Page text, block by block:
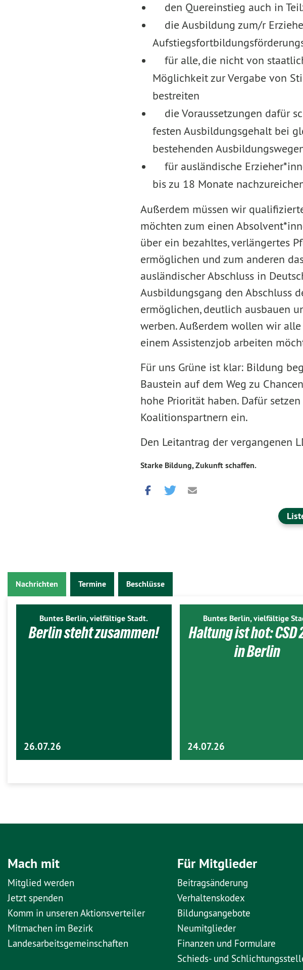
den Quereinstieg auch in
die Ausbildung zum/r
für alle, die nicht von
Möglichkeit zur Vergabe von
bestreiten
die Voraussetzungen dafür
festen Ausbildungsgehalt bei
bestehenden
für ausländische
bis zu 18 Monate
Außerdem müssen wir
möchten zum einen
über ein bezahltes, verlängertes
ermöglichen und zum anderen
ausländischer Abschluss in
Ausbildungsgang den Abschluss
ermöglichen, deutlich ausbauen
werben. Außerdem wollen wir
einem Assistenzjob arbeiten
Für uns Grüne ist klar: Bildung
Baustein auf dem Weg zu
hohe Priorität haben. Dafür
Koalitionspartnern ein.
Den Leitantrag der vergangenen
Starke Bildung, Zukunft schaffen.
Nachrichten Termine Beschlüsse
Buntes Berlin, vielfältige Stadt.
Berlin steht zusammen!
26.07.26
Buntes Berlin, vielfältige
Haltung ist hot: CSD
in Berlin
24.07.26
Mach mit
Mitglied werden
Jetzt spenden
Komm in unseren Aktionsverteiler
Mitmachen im Bezirk
Landesarbeitsgemeinschaften
Für Mitglieder
Beitragsänderung
Verhaltenskodex
Bildungsangebote
Neumitglieder
Finanzen und Formulare
Schieds- und